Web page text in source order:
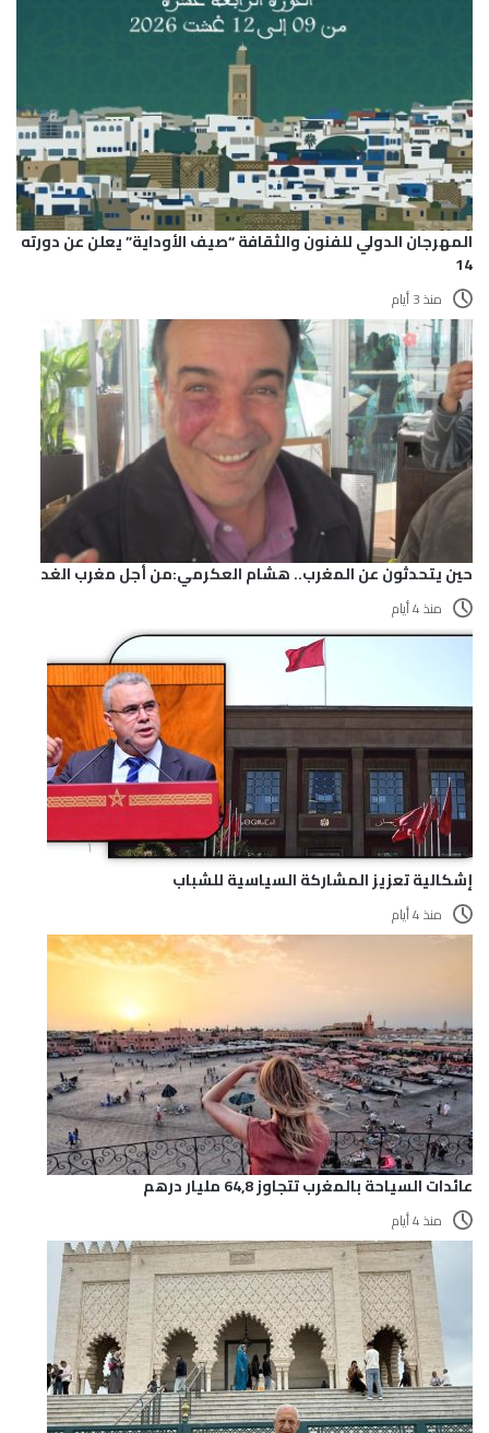
المهرجان الدولي للفنون والثقافة “صيف الأوداية” يعلن عن دورته
14
منذ 3 أيام
حين يتحدثون عن المغرب.. هشام العكرمي:من أجل مغرب الغد
منذ 4 أيام
إشكالية تعزيز المشاركة السياسية للشباب
منذ 4 أيام
عائدات السياحة بالمغرب تتجاوز 64,8 مليار درهم
منذ 4 أيام